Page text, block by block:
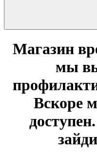
Магазин
мы
Вскоре